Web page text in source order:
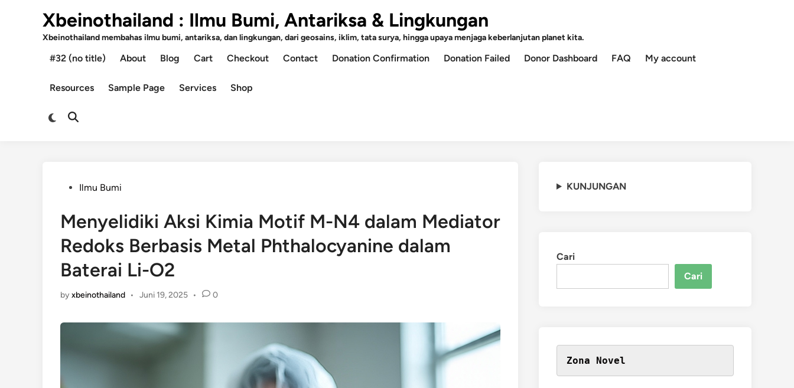
Xbeinothailand : Ilmu Bumi, Antariksa & Lingkungan
Xbeinothailand membahas ilmu bumi, antariksa, dan lingkungan, dari geosains, iklim, tata surya, hingga upaya menjaga keberlanjutan planet kita.
#32 (no title) About Blog Cart Checkout Contact Donation Confirmation Donation Failed Donor Dashboard FAQ My account
Resources Sample Page Services Shop
Switch
Open
PostedIlmu Bumi
Menyelidiki Aksi Kimia Motif M-N4 dalam Mediator
Redoks Berbasis Metal Phthalocyanine dalam
Baterai Li-O2
byxbeinothailand • Juni 19, 2025 • 0
KUNJUNGAN
Cari
Cari
Zona Novel